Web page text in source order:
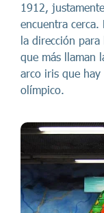
1912,
encuentra cerca.
la dirección para
que más llaman
arco iris que
olímpico.